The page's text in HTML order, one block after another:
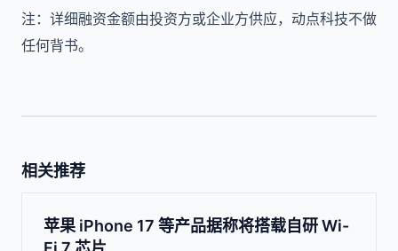
注：详细融资金额由投资方或企业方供应，动点科技不做
任何背书。
相关推荐
苹果 iPhone 17 等产品据称将搭载自研 Wi-